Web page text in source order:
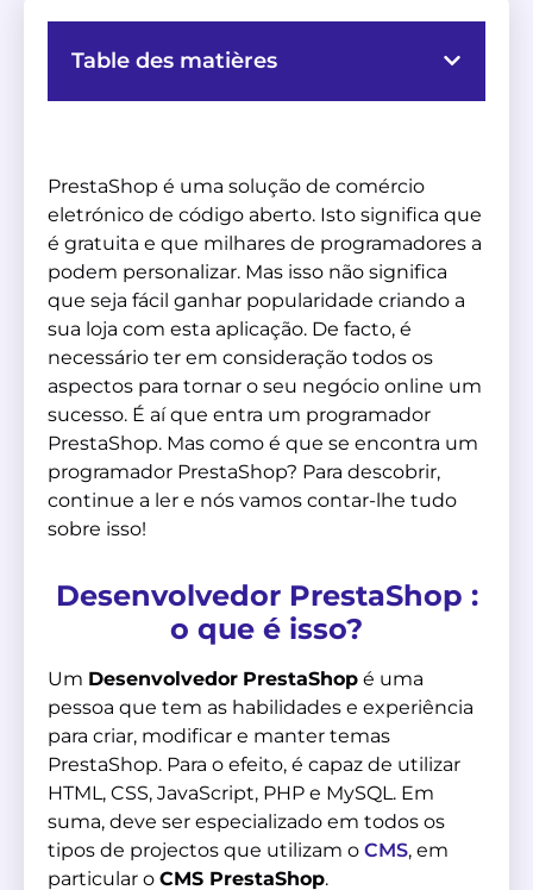
Table des matières
PrestaShop é uma solução de comércio
eletrónico de código aberto. Isto significa que
é gratuita e que milhares de programadores a
podem personalizar. Mas isso não significa
que seja fácil ganhar popularidade criando a
sua loja com esta aplicação. De facto, é
necessário ter em consideração todos os
aspectos para tornar o seu negócio online um
sucesso. É aí que entra um programador
PrestaShop. Mas como é que se encontra um
programador PrestaShop? Para descobrir,
continue a ler e nós vamos contar-lhe tudo
sobre isso!
Desenvolvedor PrestaShop :
o que é isso?
Um Desenvolvedor PrestaShop é uma
pessoa que tem as habilidades e experiência
para criar, modificar e manter temas
PrestaShop. Para o efeito, é capaz de utilizar
HTML, CSS, JavaScript, PHP e MySQL. Em
suma, deve ser especializado em todos os
tipos de projectos que utilizam o CMS, em
particular o CMS PrestaShop.